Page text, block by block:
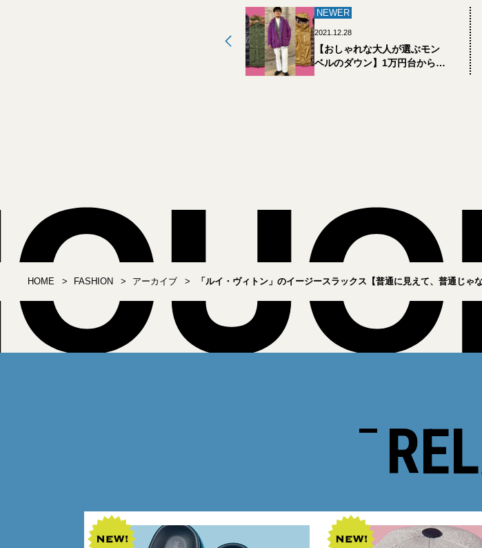
NEWER
2021.12.28
【おしゃれな大人が選ぶモン
ベルのダウン】1万円台から4
HOME FASHION アーカイブ 「ルイ・ヴィトン」のイージースラックス【普通に見えて、普通じゃ